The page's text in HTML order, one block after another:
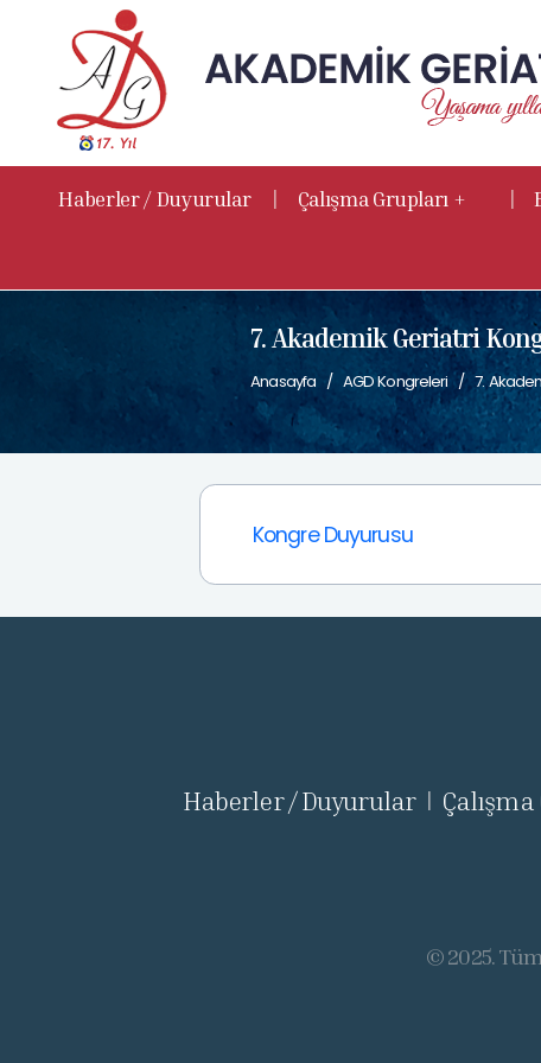
Haberler / Duyurular | Çalışma Grupları + |
7. Akademik Geriatri
Anasayfa AGD Kongreleri 7.
Kongre Duyurusu
Haberler / Duyurular |
© 2025.